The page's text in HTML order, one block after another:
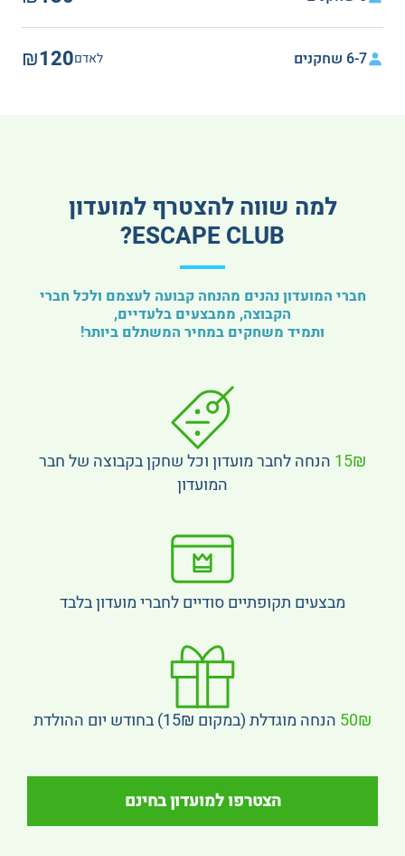
6-7 שחקנים לאדם₪120
למה שווה להצטרף למועדון
ESCAPE CLUB?
חברי המועדון נהנים מהנחה קבועה לעצמם ולכל חברי
הקבוצה, ממבצעים בלעדיים,
ותמיד משחקים במחיר המשתלם ביותר!
15₪ הנחה לחבר מועדון וכל שחקן בקבוצה של חבר
המועדון
מבצעים תקופתיים סודיים לחברי מועדון בלבד
50₪ הנחה מוגדלת (במקום 15₪) בחודש יום ההולדת
הצטרפו למועדון בחינם